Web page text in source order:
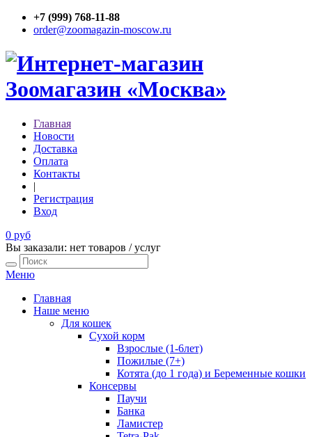
+7 (999) 768-11-88
order@zoomagazin-moscow.ru
Главная
Новости
Доставка
Оплата
Контакты
|
Регистрация
Вход
0 руб
Вы заказали: нет товаров / услуг
Меню
Главная
Наше меню
Для кошек
Сухой корм
Взрослые (1-6лет)
Пожилые (7+)
Котята (до 1 года) и Беременные кошки
Консервы
Паучи
Банка
Ламистер